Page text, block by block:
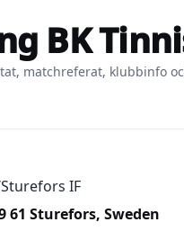
BK
matchreferat, klubbinfo
IF
61 Sturefors, Sweden